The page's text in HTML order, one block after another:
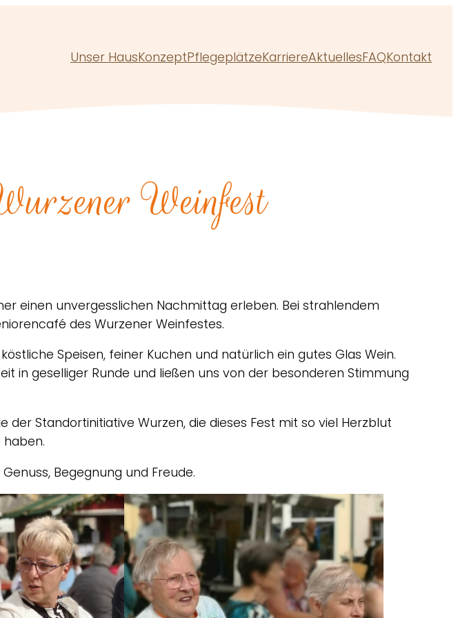
Unser HausKonzeptPflegeplätzeKarriereAktuellesFAQKontakt
Weinfest
einen unvergesslichen Nachmittag erleben. Bei strahlendem
des Wurzener Weinfestes.
Speisen, feiner Kuchen und natürlich ein gutes Glas Wein.
in geselliger Runde und ließen uns von der besonderen Stimmung
Standortinitiative Wurzen, die dieses Fest mit so viel Herzblut
Begegnung und Freude.